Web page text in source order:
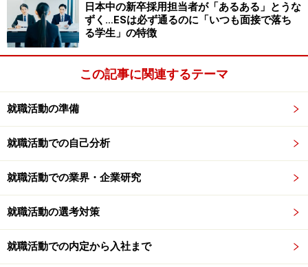
日本中の新卒採用担当者が「あるある」とうな
ずく…ESは必ず通るのに「いつも面接で落ち
る学生」の特徴
この記事に関連するテーマ
就職活動の準備
就職活動での自己分析
就職活動での業界・企業研究
就職活動の選考対策
就職活動での内定から入社まで